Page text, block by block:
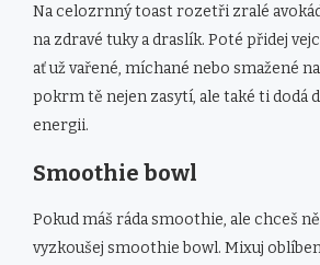
Na celozrnný toast rozetři zralé
na zdravé tuky a draslík. Poté přidej
ať už vařené, míchané nebo smažené
pokrm tě nejen zasytí, ale také ti dodá
energii.
Smoothie bowl
Pokud máš ráda smoothie, ale chceš
vyzkoušej smoothie bowl. Mixuj